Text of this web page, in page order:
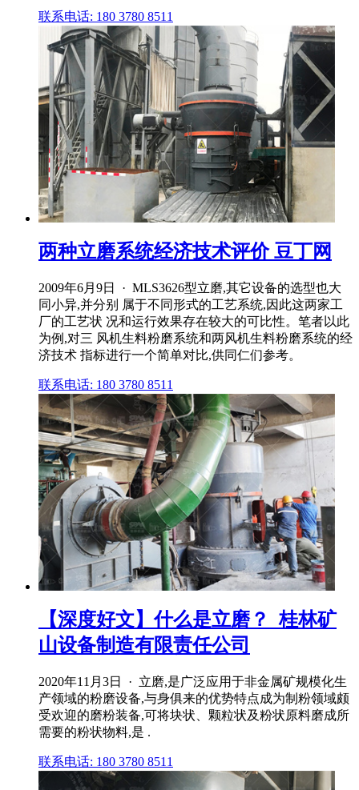
联系电话: 180 3780 8511
两种立磨系统经济技术评价 豆丁网
2009年6月9日 · MLS3626型立磨,其它设备的选型也大
同小异,并分别 属于不同形式的工艺系统,因此这两家工
厂的工艺状 况和运行效果存在较大的可比性。笔者以此
为例,对三 风机生料粉磨系统和两风机生料粉磨系统的经
济技术 指标进行一个简单对比,供同仁们参考。
联系电话: 180 3780 8511
【深度好文】什么是立磨？_桂林矿
山设备制造有限责任公司
2020年11月3日 · 立磨,是广泛应用于非金属矿规模化生
产领域的粉磨设备,与身俱来的优势特点成为制粉领域颇
受欢迎的磨粉装备,可将块状、颗粒状及粉状原料磨成所
需要的粉状物料,是 .
联系电话: 180 3780 8511